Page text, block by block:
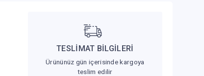
TESLİMAT BİLGİLERİ
Ürününüz gün içerisinde kargoya
teslim edilir